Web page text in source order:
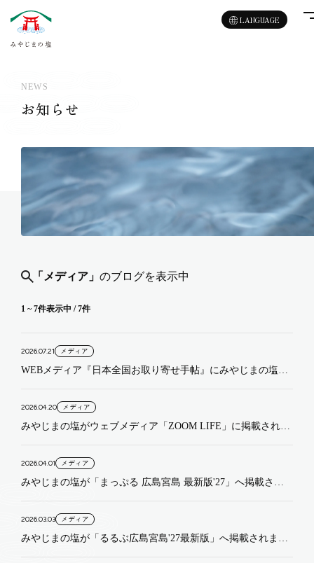
LANGUAGE
NEWS
お知らせ
「メディア」 のブログを表示中
1 ~ 7件表示中 / 7件
2026.07.21
メディア
WEBメディア『日本全国お取り寄せ手帖』にみやじまの塩が
2026.04.20
メディア
みやじまの塩がウェブメディア「ZOOM LIFE」に掲載されま
2026.04.01
メディア
みやじまの塩が「まっぷる 広島宮島 最新版'27」へ掲載され
2026.03.03
メディア
みやじまの塩が「るるぶ広島宮島'27最新版」へ掲載されまし